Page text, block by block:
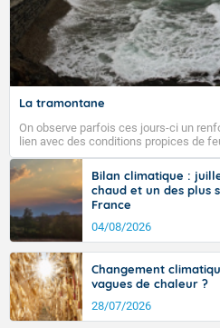
La tramontane
On observe parfois ces jours-ci un
lien avec des conditions propices de
tramontane ? Quelles sont ses
vent turbulent soufflant de secteur
ouest, dans un secteur qui part du
l’ouest de l’Hérault. L’étymologie de
signifiant au-delà des monts, en
d’où provient ce vent.
Bilan climatique :
chaud et un des plus
France
04/08/2026
Changement
vagues de chaleur ?
28/07/2026